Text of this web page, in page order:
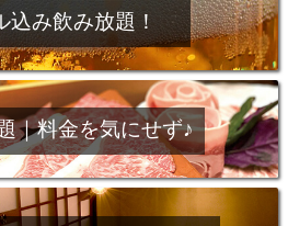
込み飲み放題！
｜料金を気にせず♪